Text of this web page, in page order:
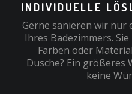
INDIVIDUELLE
Gerne sanieren wir nur
Ihres Badezimmers.
Farben oder
Dusche? Ein größeres
keine